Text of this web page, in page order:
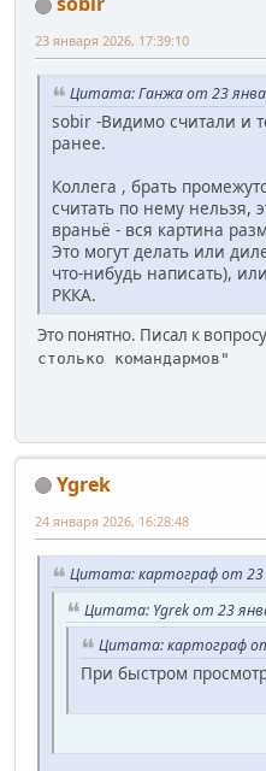
23 января 2026, 17:39:10
Цитата: Ганжа от 23
sobir -Видимо считали и
ранее.
Коллега , брать
считать по нему нельзя,
враньё - вся картина
Это могут делать или
что-нибудь написать),
РККА.
Это понятно. Писал к
столько командармов"
Ygrek
24 января 2026, 16:28:48
Цитата: картограф от 23
Цитата: Ygrek от 23
Цитата: картограф
При быстром